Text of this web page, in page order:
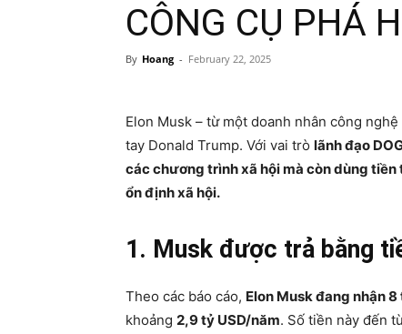
CÔNG CỤ PHÁ
By Hoang - February 22, 2025
Elon Musk – từ một doanh nhân công
tay Donald Trump. Với vai trò lãnh đạo
các chương trình xã hội mà còn dùng
ổn định xã hội.
1. Musk được trả bằng
Theo các báo cáo, Elon Musk đang nhận
khoảng 2,9 tỷ USD/năm. Số tiền này đến